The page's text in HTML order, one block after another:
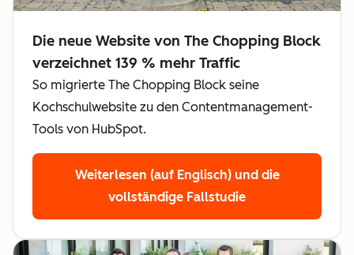
Die neue Website von The Chopping Block
verzeichnet 139 % mehr Traffic
So migrierte The Chopping Block seine
Kochschulwebsite zu den Contentmanagement-
Tools von HubSpot.
Weiterlesen (auf Englisch) und die
vollständige Fallstudie